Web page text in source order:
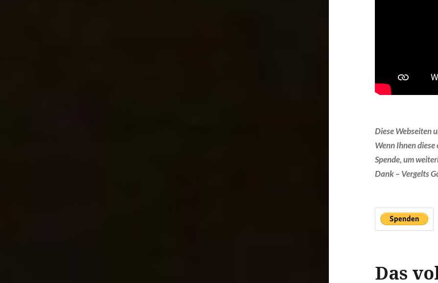
Diese Webseiten
Wenn Ihnen
Spende, um
Dank – Vergelts
Das